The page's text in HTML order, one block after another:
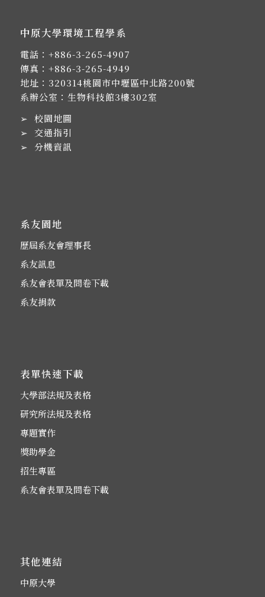
中原大學環境工程學系
電話： +886-3-265-4907
傳真：+886-3-265-4949
地址： 320314桃園市中壢區中北路200號
系辦公室：生物科技館3樓302室
➢ 校園地圖
➢ 交通指引
➢ 分機資訊
系友園地
歷屆系友會理事長
系友訊息
系友會表單及問卷下載
系友捐款
表單快速下載
大學部法規及表格
研究所法規及表格
專題實作
獎助學金
招生專區
系友會表單及問卷下載
其他連結
中原大學